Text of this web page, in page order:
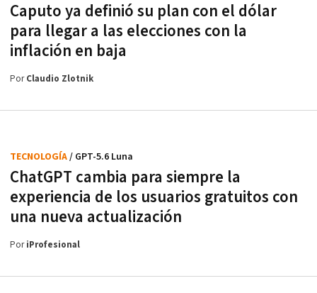
Caputo ya definió su plan con el dólar
para llegar a las elecciones con la
inflación en baja
PorClaudio Zlotnik
ChatGPT cambia para siempre la
experiencia de los usuarios gratuitos con
una nueva actualización
TECNOLOGÍA/ GPT-5.6 Luna
PoriProfesional